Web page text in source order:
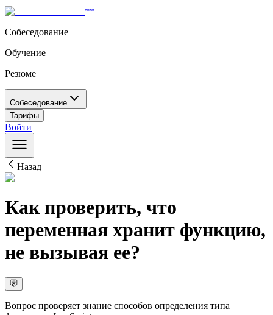
Собеседование
Обучение
Резюме
Собеседование
Тарифы
Войти
Назад
Как проверить, что
переменная хранит функцию,
не вызывая ее?
Вопрос проверяет знание способов определения типа